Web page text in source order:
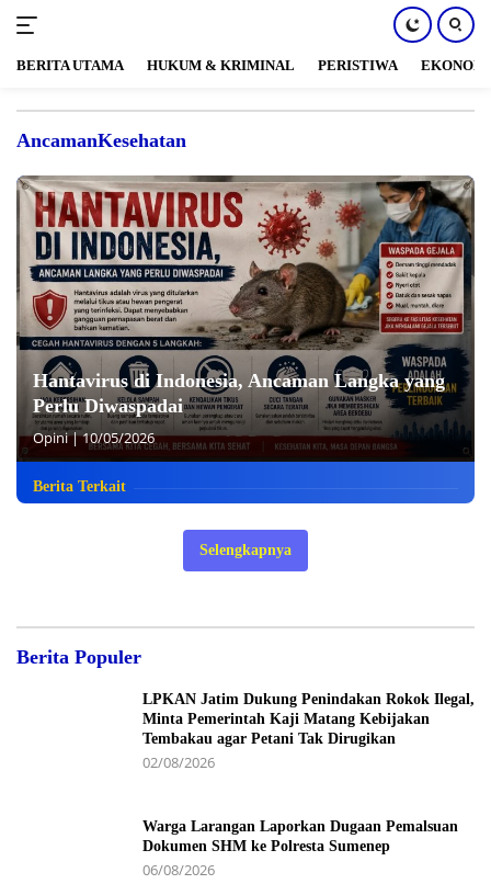
konten
BERITA UTAMA HUKUM & KRIMINAL PERISTIWA EKONOMI
AncamanKesehatan
Hantavirus di Indonesia, Ancaman Langka yang
Perlu Diwaspadai
Opini|10/05/2026
Berita Terkait
Selengkapnya
Berita Populer
LPKAN Jatim Dukung Penindakan Rokok Ilegal,
Minta Pemerintah Kaji Matang Kebijakan
Tembakau agar Petani Tak Dirugikan
02/08/2026
Warga Larangan Laporkan Dugaan Pemalsuan
Dokumen SHM ke Polresta Sumenep
06/08/2026